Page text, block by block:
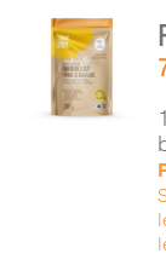
AJOUTER
AU
PANIER